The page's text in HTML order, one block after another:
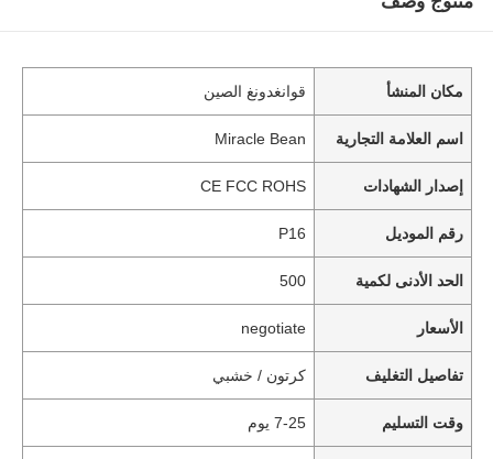
مكان المنشأ قوانغدونغ الصين
اسم العلامة التجارية Miracle Bean
إصدار الشهادات CE FCC ROHS
رقم الموديل P16
الحد الأدنى لكمية 500
الأسعار negotiate
تفاصيل التغليف كرتون / خشبي
وقت التسليم 7-25 يوم